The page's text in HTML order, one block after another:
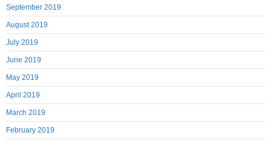
September 2019
August 2019
July 2019
June 2019
May 2019
April 2019
March 2019
February 2019